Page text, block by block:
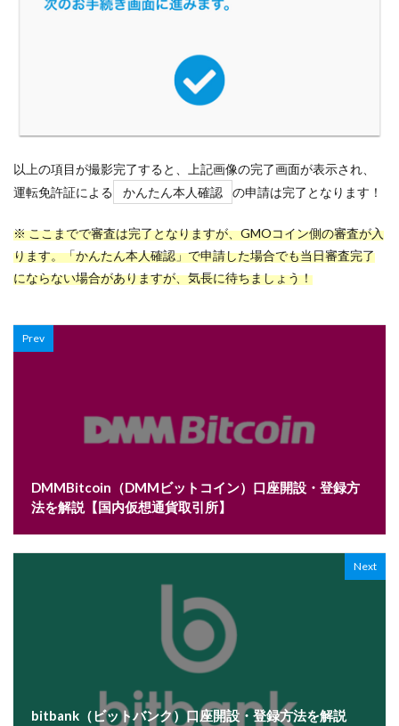
以上の項目が撮影完了すると、上記画像の完了画面が表示され、
運転免許証による
かんたん本人確認 の申請は完了となります！
※ ここまでで審査は完了となりますが、GMOコイン側の審査が入
ります。「かんたん本人確認」で申請した場合でも当日審査完了
にならない場合がありますが、気長に待ちましょう！
Prev
DMMBitcoin（DMMビットコイン）口座開設・登録方
法を解説【国内仮想通貨取引所】
Next
bitbank（ビットバンク）口座開設・登録方法を解説